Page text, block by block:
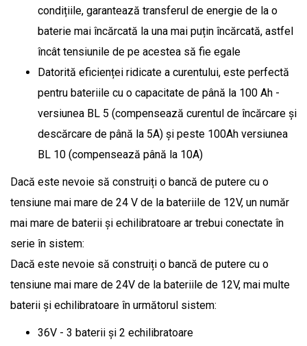
condițiile, garantează transferul de energie de la o
baterie mai încărcată la una mai puțin încărcată, astfel
încât tensiunile de pe acestea să fie egale
Datorită eficienței ridicate a curentului, este perfectă
pentru bateriile cu o capacitate de până la 100 Ah -
versiunea BL 5 (compensează curentul de încărcare și
descărcare de până la 5A) și peste 100Ah versiunea
BL 10 (compensează până la 10A)
Dacă este nevoie să construiți o bancă de putere cu o
tensiune mai mare de 24 V de la bateriile de 12V, un număr
mai mare de baterii și echilibratoare ar trebui conectate în
serie în sistem:
Dacă este nevoie să construiți o bancă de putere cu o
tensiune mai mare de 24V de la bateriile de 12V, mai multe
baterii și echilibratoare în următorul sistem:
36V - 3 baterii și 2 echilibratoare